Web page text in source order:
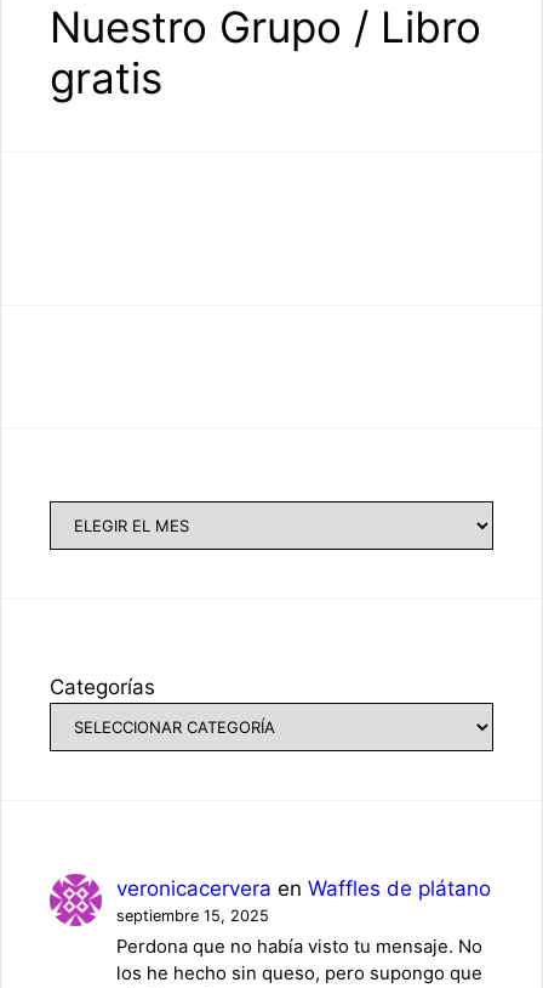
Nuestro Grupo / Libro
gratis
Archivos
Categorías
veronicacervera enWaffles de plátano
septiembre 15, 2025
Perdona que no había visto tu mensaje. No
los he hecho sin queso, pero supongo que